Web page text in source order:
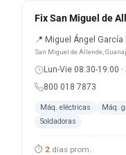
Fix San Miguel de
📍 Miguel Ángel
San Miguel de Allende,
Lun-Vie 08:30-19:00
800 018 7873
Máq. eléctricas Máq.
Soldadoras
⏱ 2 días prom.